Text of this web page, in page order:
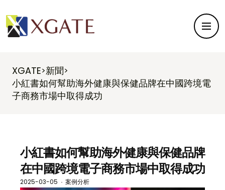
XGATE>新聞>
小紅書如何幫助海外健康與保健品牌在中國跨境電
子商務市場中取得成功
小紅書如何幫助海外健康與保健品牌
在中國跨境電子商務市場中取得成功
2025-03-05 · 案例分析